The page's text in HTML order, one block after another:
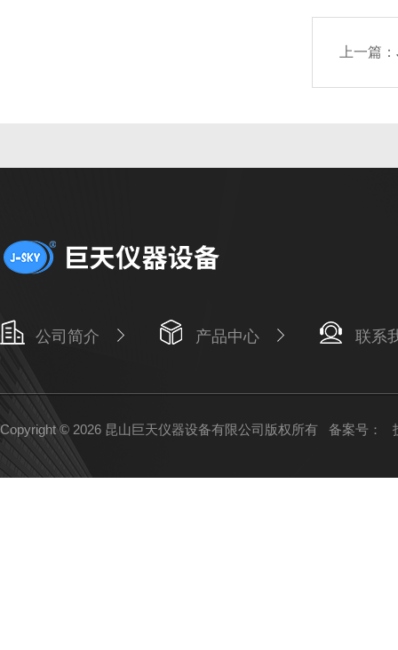
上一篇：
公司简介 产品中心 联系
Copyright © 2026 昆山巨天仪器设备有限公司版权所有 备案号：